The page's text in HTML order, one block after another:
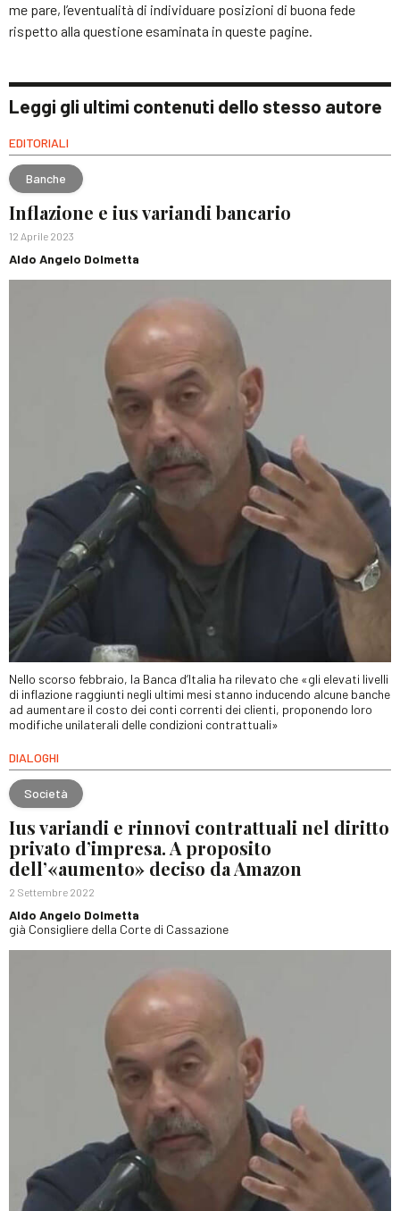
me pare, l’eventualità di individuare posizioni di buona fede
rispetto alla questione esaminata in queste pagine.
Leggi gli ultimi contenuti dello stesso autore
EDITORIALI
Banche
Inflazione e ius variandi bancario
12 Aprile 2023
Aldo Angelo Dolmetta
Nello scorso febbraio, la Banca d’Italia ha rilevato che «gli elevati livelli
di inflazione raggiunti negli ultimi mesi stanno inducendo alcune banche
ad aumentare il costo dei conti correnti dei clienti, proponendo loro
modifiche unilaterali delle condizioni contrattuali»
DIALOGHI
Società
Ius variandi e rinnovi contrattuali nel diritto
privato d’impresa. A proposito
dell’«aumento» deciso da Amazon
2 Settembre 2022
Aldo Angelo Dolmetta
già Consigliere della Corte di Cassazione